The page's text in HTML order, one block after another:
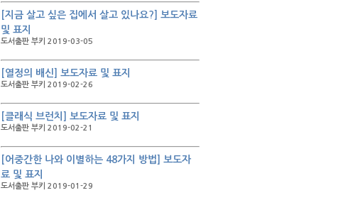
[지금 살고 싶은 집에서 살고 있나요?] 보도자료
및 표지
도서출판 부키 2019-03-05
[열정의 배신] 보도자료 및 표지
도서출판 부키 2019-02-26
[클래식 브런치] 보도자료 및 표지
도서출판 부키 2019-02-21
[어중간한 나와 이별하는 48가지 방법] 보도자
료 및 표지
도서출판 부키 2019-01-29